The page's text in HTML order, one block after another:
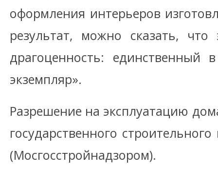
оформления интерьеров
результат, можно сказать,
драгоценность:
экземпляр».
Разрешение на эксплуатацию
государственного
(Мосгосстройнадзором).